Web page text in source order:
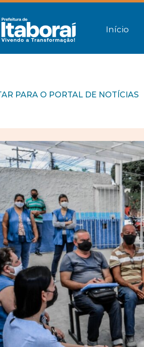
Início
PARA O PORTAL DE NOTÍCIAS